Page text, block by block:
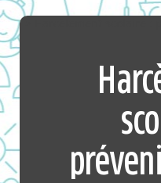
> Harcèlement scolaire